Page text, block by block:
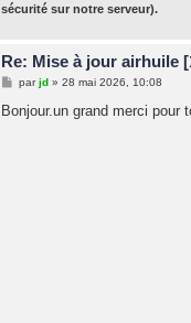
sécurité sur notre serveur).
Re: Mise à jour airhuile
M
s
parjd» 28 mai 2026, 10:08
Bonjour.un grand merci